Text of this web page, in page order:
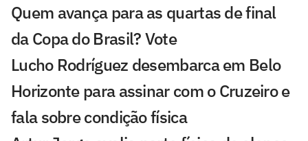
Quem avança para as quartas de final
da Copa do Brasil? Vote
Lucho Rodríguez desembarca em Belo
Horizonte para assinar com o Cruzeiro e
fala sobre condição física